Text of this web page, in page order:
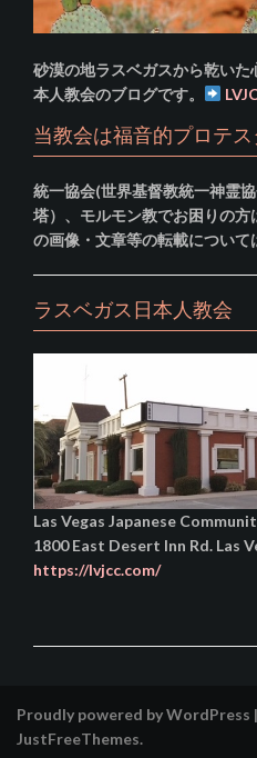
砂漠の地ラスベガスから乾いた
本人教会のブログです。
当教会は福音的プロテス
統一協会(世界基督教統一神霊
塔）、モルモン教でお困りの方
の画像・文章等の転載について
ラスベガス日本人教会
Las Vegas Japanese
1800 East Desert Inn Rd. Las
https://lvjcc.com/
Proudly powered by WordPress |
JustFreeThemes.